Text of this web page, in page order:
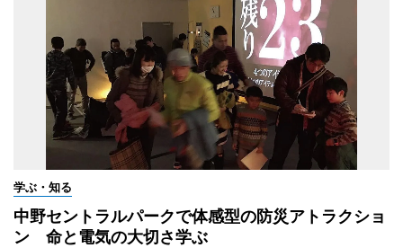
学ぶ・知る
中野セントラルパークで体感型の防災アトラクショ
ン 命と電気の大切さ学ぶ